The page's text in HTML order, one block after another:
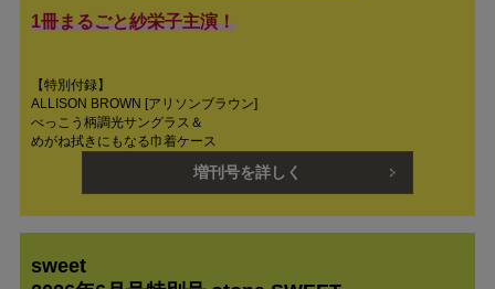
1冊まるごと紗栄子主演！
【特別付録】
ALLISON BROWN [アリソンブラウン]
べっこう柄調光サングラス＆
めがね拭きにもなる巾着ケース
増刊号を詳しく
sweet